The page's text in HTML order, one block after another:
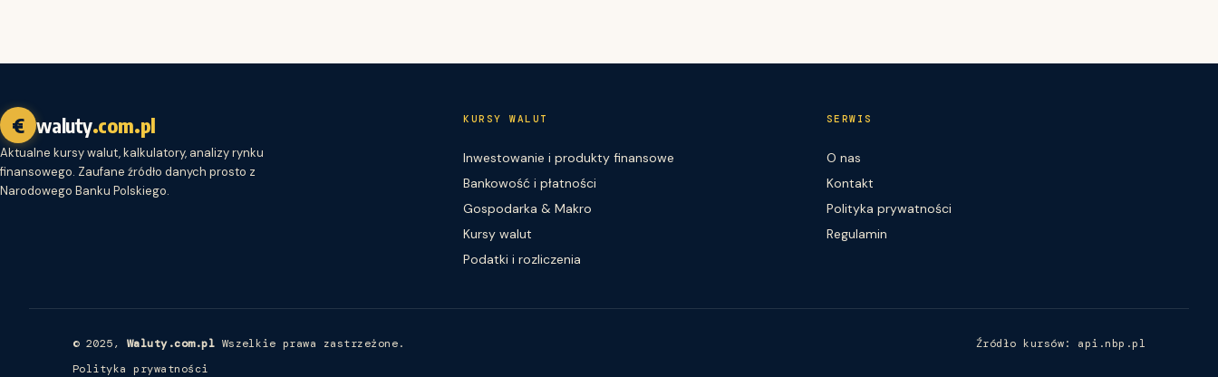
€ waluty.com.pl
Aktualne kursy walut, kalkulatory, analizy rynku
finansowego. Zaufane źródło danych prosto z
Narodowego Banku Polskiego.
KURSY WALUT
Inwestowanie i produkty finansowe
Bankowość i płatności
Gospodarka & Makro
Kursy walut
Podatki i rozliczenia
SERWIS
O nas
Kontakt
Polityka prywatności
Regulamin
© 2025, Waluty.com.pl Wszelkie prawa zastrzeżone.
Polityka prywatności
Źródło kursów: api.nbp.pl